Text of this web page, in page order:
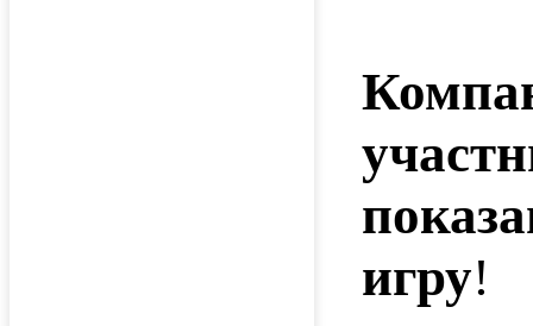
игру!